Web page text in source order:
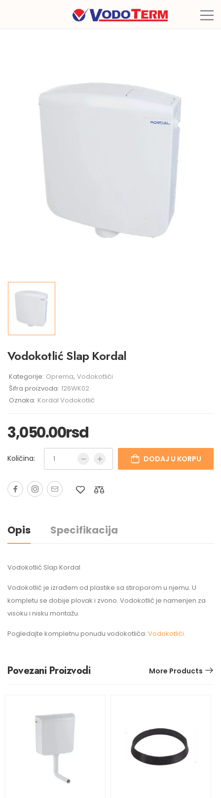
Vodokotlić Slap Kordal
Kategorije: Oprema, Vodokotlići
Šifra proizvoda: 126WK02
Oznaka: Kordal Vodokotlić
3,050.00rsd
Količina: DODAJ U KORPU
Opis Specifikacija
Vodokotlić Slap Kordal
Vodokotlić je izrađem od plastike sa stiroporom u njemu. U
kompletu se dobije plovak i zvono. Vodokotlić je namenjen za
visoku i nisku montažu.
Pogledajte kompletnu ponudu vodokotlića: Vodokotlići.
Povezani Proizvodi More Products